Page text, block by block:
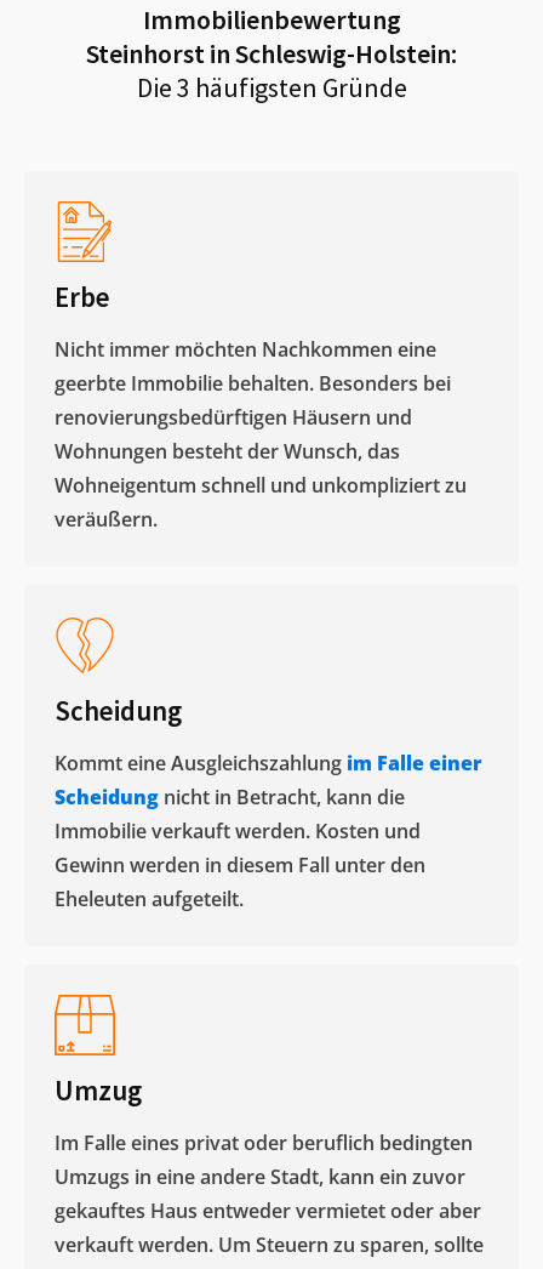
Immobilienbewertung
Steinhorst in Schleswig-Holstein:
Die 3 häufigsten Gründe
Erbe
Nicht immer möchten Nachkommen eine
geerbte Immobilie behalten. Besonders bei
renovierungsbedürftigen Häusern und
Wohnungen besteht der Wunsch, das
Wohneigentum schnell und unkompliziert zu
veräußern. ​
Scheidung
Kommt eine Ausgleichszahlung im Falle einer
Scheidung nicht in Betracht, kann die
Immobilie verkauft werden. Kosten und
Gewinn werden in diesem Fall unter den
Eheleuten aufgeteilt.​
Umzug
Im Falle eines privat oder beruflich bedingten
Umzugs in eine andere Stadt, kann ein zuvor
gekauftes Haus entweder vermietet oder aber
verkauft werden. Um Steuern zu sparen, sollte